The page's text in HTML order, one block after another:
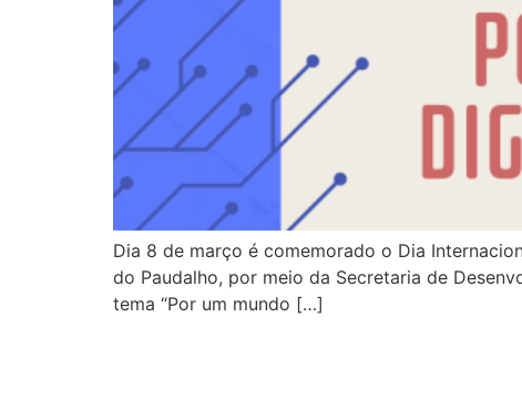
Dia 8 de março é comemorado o Dia
do Paudalho, por meio da Secretaria de
tema “Por um mundo […]